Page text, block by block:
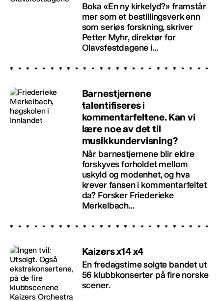
Boka «En ny kirkelyd?» framstår
mer som et bestillingsverk enn
som seriøs forskning, skriver
Petter Myhr, direktør for
Olavsfestdagene i...
Barnestjernene
talentifiseres i
kommentarfeltene. Kan vi
lære noe av det til
musikkundervisning?
Når barnestjernene blir eldre
forskyves forholdet mellom
uskyld og modenhet, og hva
krever fansen i kommentarfeltet
da? Forsker Friederieke
Merkelbach...
Kaizers x14 x4
En fredagstime solgte bandet ut
56 klubbkonserter på fire norske
scener.